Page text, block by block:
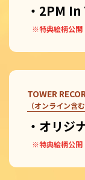
・2PM
※特典絵柄公開
TOWER
（オンライン含
・オリジ
※特典絵柄公開